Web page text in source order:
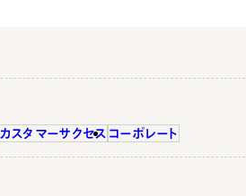
カスタマーサクセス コーポレート